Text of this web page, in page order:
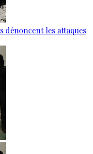
dénoncent les attaques